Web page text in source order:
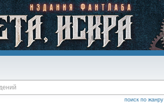
поиск по жанру